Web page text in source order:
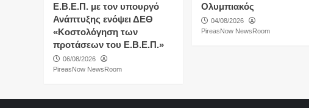
Ε.Β.Ε.Π. με τον υπουργό
Ανάπτυξης ενόψει ΔΕΘ
«Κοστολόγηση των
προτάσεων του Ε.Β.Ε.Π.»
06/08/2026
PireasNow NewsRoom
Ολυμπιακός
04/08/2026
PireasNow NewsRoom